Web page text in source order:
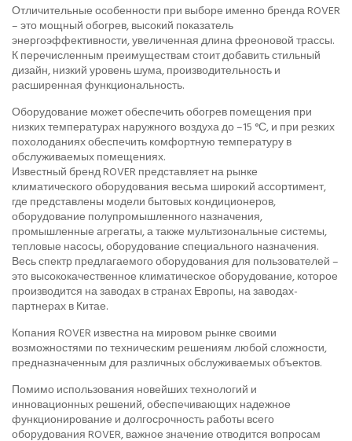
Отличительные особенности при выборе именно бренда ROVER
– это мощный обогрев, высокий показатель
энергоэффективности, увеличенная длина фреоновой трассы.
К перечисленным преимуществам стоит добавить стильный
дизайн, низкий уровень шума, производительность и
расширенная функциональность.
Оборудование может обеспечить обогрев помещения при
низких температурах наружного воздуха до –15 °С, и при резких
похолоданиях обеспечить комфортную температуру в
обслуживаемых помещениях.
Известный бренд ROVER представляет на рынке
климатического оборудования весьма широкий ассортимент,
где представлены модели бытовых кондиционеров,
оборудование полупромышленного назначения,
промышленные агрегаты, а также мультизональные системы,
тепловые насосы, оборудование специального назначения.
Весь спектр предлагаемого оборудования для пользователей –
это высококачественное климатическое оборудование, которое
производится на заводах в странах Европы, на заводах-
партнерах в Китае.
Копания ROVER известна на мировом рынке своими
возможностями по техническим решениям любой сложности,
предназначенным для различных обслуживаемых объектов.
Помимо использования новейших технологий и
инновационных решений, обеспечивающих надежное
функционирование и долгосрочность работы всего
оборудования ROVER, важное значение отводится вопросам